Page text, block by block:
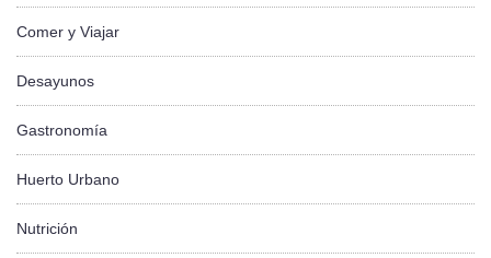
Comer y Viajar
Desayunos
Gastronomía
Huerto Urbano
Nutrición